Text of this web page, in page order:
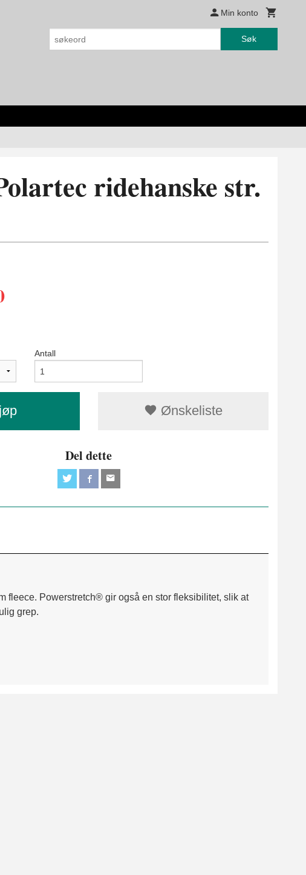
Min konto
Søk
ridehanske str.
Antall
Ønskeliste
Del dette
fleece. Powerstretch® gir også en stor fleksibilitet, slik at
grep.